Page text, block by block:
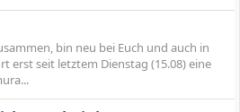
bin neu bei Euch und auch in
erst seit letztem Dienstag (15.08) eine